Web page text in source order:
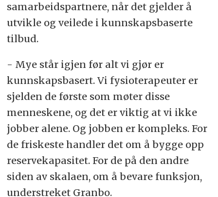
samarbeidspartnere, når det gjelder å
utvikle og veilede i kunnskapsbaserte
tilbud.
- Mye står igjen før alt vi gjør er
kunnskapsbasert. Vi fysioterapeuter er
sjelden de første som møter disse
menneskene, og det er viktig at vi ikke
jobber alene. Og jobben er kompleks. For
de friskeste handler det om å bygge opp
reservekapasitet. For de på den andre
siden av skalaen, om å bevare funksjon,
understreket Granbo.